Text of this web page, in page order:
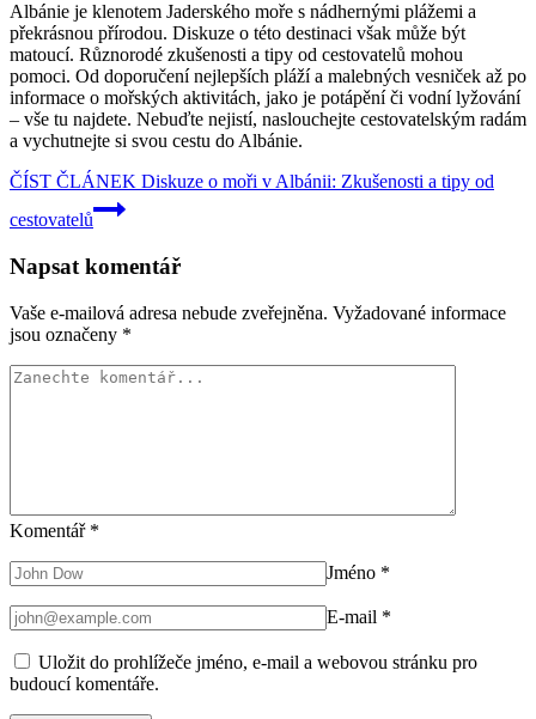
Albánie je klenotem Jaderského moře s nádhernými plážemi a
překrásnou přírodou. Diskuze o této destinaci však může být
matoucí. Různorodé zkušenosti a tipy od cestovatelů mohou
pomoci. Od doporučení nejlepších pláží a malebných vesniček až po
informace o mořských aktivitách, jako je potápění či vodní lyžování
– vše tu najdete. Nebuďte nejistí, naslouchejte cestovatelským radám
a vychutnejte si svou cestu do Albánie.
ČÍST ČLÁNEK Diskuze o moři v Albánii: Zkušenosti a tipy od
cestovatelů
Napsat komentář
Vaše e-mailová adresa nebude zveřejněna. Vyžadované informace
jsou označeny *
Komentář *
Jméno *
E-mail *
Uložit do prohlížeče jméno, e-mail a webovou stránku pro
budoucí komentáře.